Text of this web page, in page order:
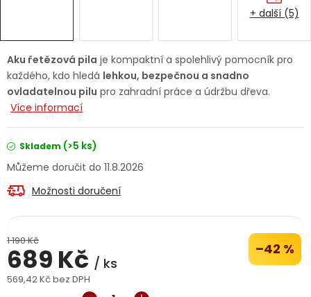
Značky
Jaký je aktuální stav mé objednávky?
Velkoobchodní spolupráce (B2B)
Doprava a platba Kontakt
Aku řetězová pila je kompaktní a spolehlivý pomocník pro
každého, kdo hledá lehkou, bezpečnou a snadno
ovladatelnou pilu pro zahradní práce a údržbu dřeva.
Více informací
Skladem (>5 ks)
11.8.2026
Možnosti doručení
1 190 Kč –42 %
689 Kč / ks
569,42 Kč bez DPH
+ další (5)